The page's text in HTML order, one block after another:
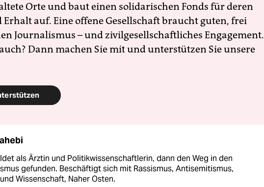
Orte und baut einen solidarischen Fonds für deren
Erhalt auf. Eine offene Gesellschaft braucht guten, frei
Journalismus – und zivilgesellschaftliches Engagement.
Dann machen Sie mit und unterstützen Sie unsere
als Ärztin und Politikwissenschaftlerin, dann den Weg in den
gefunden. Beschäftigt sich mit Rassismus, Antisemitismus,
Wissenschaft, Naher Osten.